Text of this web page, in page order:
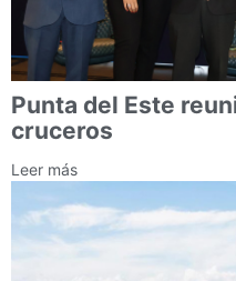
Punta del Este
cruceros
Leer más